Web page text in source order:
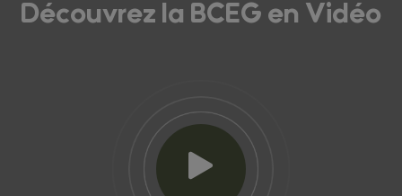
Découvrez la BCEG en Vidéo